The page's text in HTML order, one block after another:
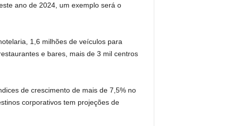
ano de 2024, um exemplo será o
1,6 milhões de veículos para
e bares, mais de 3 mil centros
de crescimento de mais de 7,5% no
corporativos tem projeções de